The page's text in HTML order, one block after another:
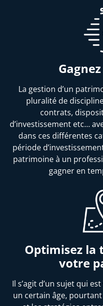
La gestion d’un
pluralité de
contrats,
d’investissement etc…
dans ces différentes
période
patrimoine à un
gagner en
Optimisez la
votre
Il s’agit d’un sujet qui
un certain âge,